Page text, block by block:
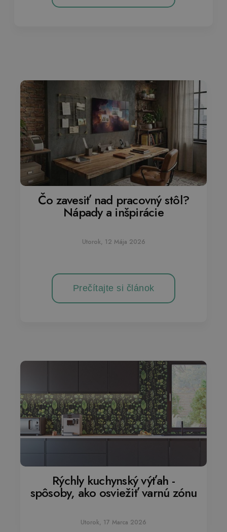
Čo zavesiť nad pracovný stôl?
Nápady a inšpirácie
Utorok, 12 Mája 2026
Prečítajte si článok
Rýchly kuchynský výťah -
spôsoby, ako osviežiť varnú zónu
Utorok, 17 Marca 2026